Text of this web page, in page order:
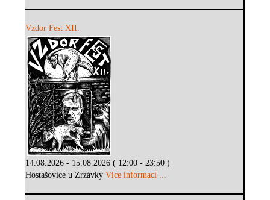
Vzdor Fest XII.
14.08.2026 - 15.08.2026 ( 12:00 - 23:50 )
Hostašovice u ZrzávkyVíce informací ...